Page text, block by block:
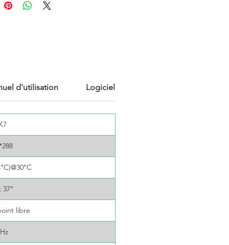
Android conviviale, elle
industries, des inspections de
facilement les données dans
AnalzyIR via WiFi et générez
en un seul clic.
d'utilisation Logiciel
37°
libre